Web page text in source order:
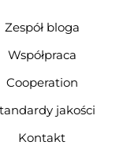
Zespół bloga
Współpraca
Cooperation
jakości
Kontakt